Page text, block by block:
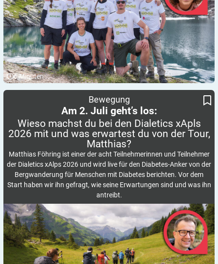
6Minuten
Wieso machst du bei den Dialetics xApls 2026 mit und was
erwartest du von der Tour, Matthias?
Bewegung
Am 2. Juli geht’s los:
Wieso machst du bei den Dialetics xApls
2026 mit und was erwartest du von der Tour,
Matthias?
Matthias Föhring ist einer der acht Teilnehmerinnen und Teilnehmer
der Dialetics xAlps 2026 und wird live für den Diabetes-Anker von der
Bergwanderung für Menschen mit Diabetes berichten. Vor dem
Start haben wir ihn gefragt, wie seine Erwartungen sind und was ihn
antreibt.